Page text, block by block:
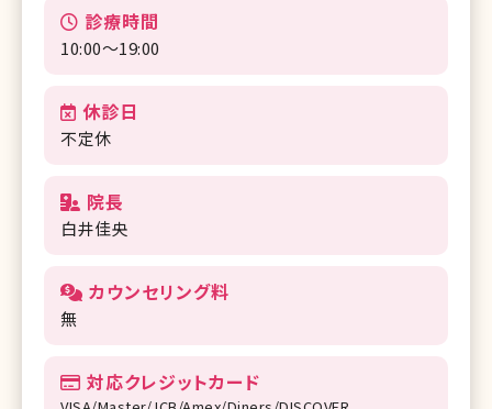
診療時間
10:00～19:00
休診日
不定休
院長
白井佳央
カウンセリング料
無
対応クレジットカード